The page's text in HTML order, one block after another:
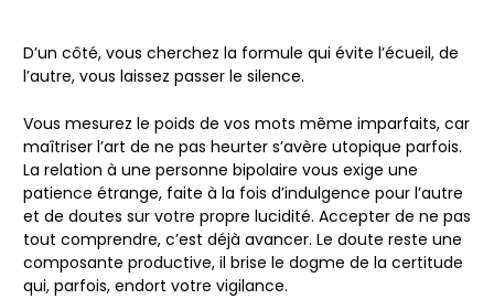
D’un côté, vous cherchez la formule qui évite l’écueil, de
l’autre, vous laissez passer le silence.
Vous mesurez le poids de vos mots même imparfaits, car
maîtriser l’art de ne pas heurter s’avère utopique parfois.
La relation à une personne bipolaire vous exige une
patience étrange, faite à la fois d’indulgence pour l’autre
et de doutes sur votre propre lucidité. Accepter de ne pas
tout comprendre, c’est déjà avancer. Le doute reste une
composante productive, il brise le dogme de la certitude
qui, parfois, endort votre vigilance.